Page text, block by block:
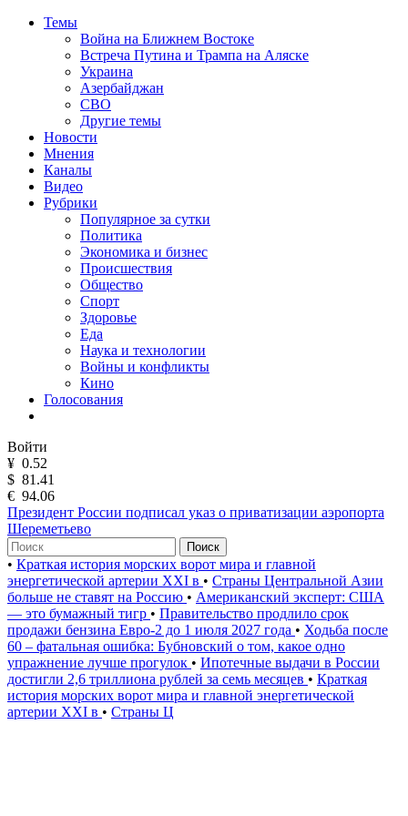
Темы
Война на Ближнем Востоке
Встреча Путина и Трампа на Аляске
Украина
Азербайджан
СВО
Другие темы
Новости
Мнения
Каналы
Видео
Рубрики
Популярное за сутки
Политика
Экономика и бизнес
Происшествия
Общество
Спорт
Здоровье
Еда
Наука и технологии
Войны и конфликты
Кино
Голосования
Войти
¥ 0.52
$ 81.41
€ 94.06
Президент России подписал указ о приватизации аэропорта
Шереметьево
Поиск
• Краткая история морских ворот мира и главной
энергетической артерии XXI в • Страны Центральной Азии
больше не ставят на Россию • Американский эксперт: США
— это бумажный тигр • Правительство продлило срок
продажи бензина Евро-2 до 1 июля 2027 года • Ходьба после
60 – фатальная ошибка: Бубновский о том, какое одно
упражнение лучше прогулок • Ипотечные выдачи в России
достигли 2,6 триллиона рублей за семь месяцев • Краткая
история морских ворот мира и главной энергетической
артерии XXI в • Страны Ц